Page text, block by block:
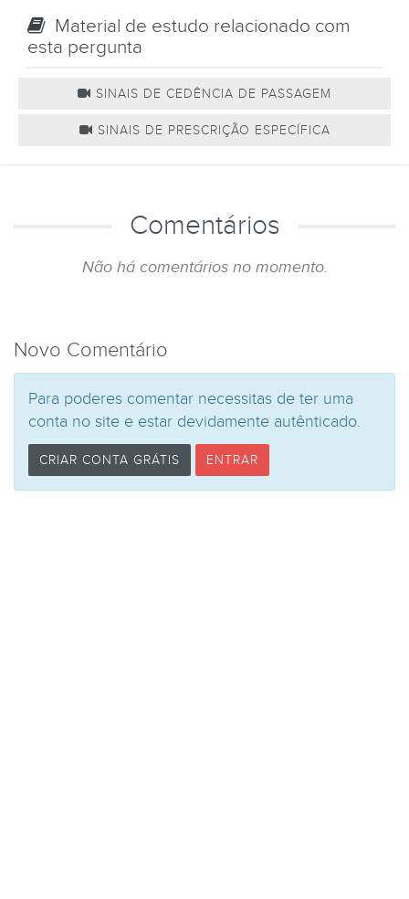
Material de estudo relacionado com
esta pergunta
SINAIS DE CEDÊNCIA DE PASSAGEM
SINAIS DE PRESCRIÇÃO ESPECÍFICA
Comentários
Não há comentários no momento.
Novo Comentário
Para poderes comentar necessitas de ter uma
conta no site e estar devidamente autênticado.
CRIAR CONTA GRÁTIS ENTRAR